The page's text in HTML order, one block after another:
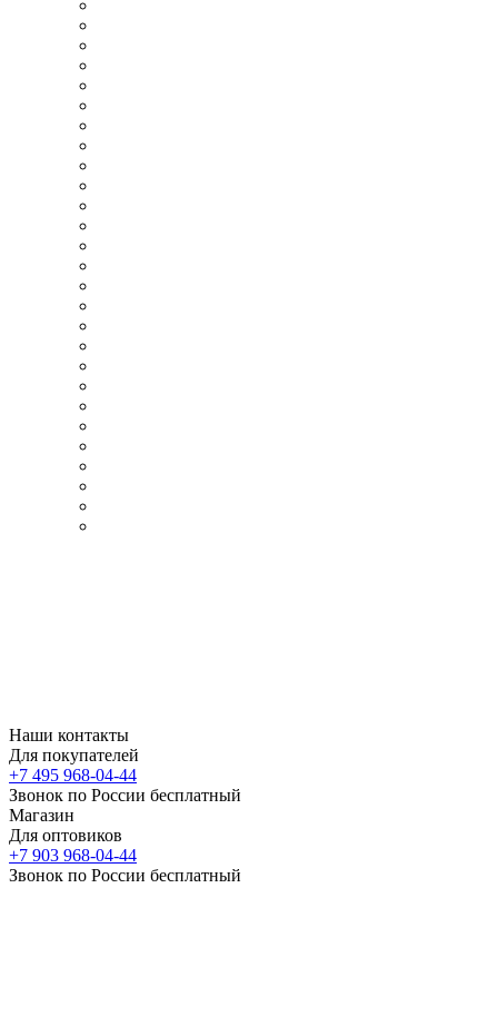
Наши контакты
Для покупателей
+7 495 968-04-44
Звонок по России бесплатный
Магазин
Для оптовиков
+7 903 968-04-44
Звонок по России бесплатный